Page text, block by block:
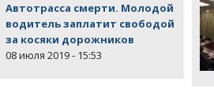
Автотрасса смерти. Молодой
водитель заплатит свободой
за косяки дорожников
08 июля 2019 - 15:53